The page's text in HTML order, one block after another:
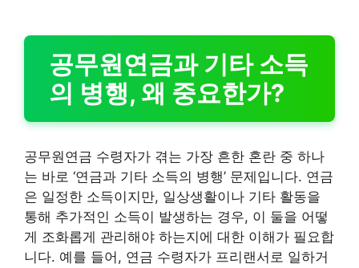
공무원연금과 기타 소득
의 병행, 왜 중요한가?
공무원연금 수령자가 겪는 가장 흔한 혼란 중 하나
는 바로 ‘연금과 기타 소득의 병행’ 문제입니다. 연금
은 일정한 소득이지만, 일상생활이나 기타 활동을
통해 추가적인 소득이 발생하는 경우, 이 둘을 어떻
게 조화롭게 관리해야 하는지에 대한 이해가 필요합
니다. 예를 들어, 연금 수령자가 프리랜서로 일하거